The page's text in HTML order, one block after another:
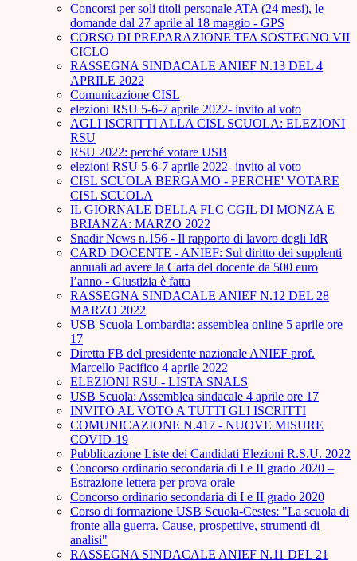
Concorsi per soli titoli personale ATA (24 mesi), le
domande dal 27 aprile al 18 maggio - GPS
CORSO DI PREPARAZIONE TFA SOSTEGNO VII
CICLO
RASSEGNA SINDACALE ANIEF N.13 DEL 4
APRILE 2022
Comunicazione CISL
elezioni RSU 5-6-7 aprile 2022- invito al voto
AGLI ISCRITTI ALLA CISL SCUOLA: ELEZIONI
RSU
RSU 2022: perché votare USB
elezioni RSU 5-6-7 aprile 2022- invito al voto
CISL SCUOLA BERGAMO - PERCHE' VOTARE
CISL SCUOLA
IL GIORNALE DELLA FLC CGIL DI MONZA E
BRIANZA: MARZO 2022
Snadir News n.156 - Il rapporto di lavoro degli IdR
CARD DOCENTE - ANIEF: Sul diritto dei supplenti
annuali ad avere la Carta del docente da 500 euro
l’anno - Giustizia è fatta
RASSEGNA SINDACALE ANIEF N.12 DEL 28
MARZO 2022
USB Scuola Lombardia: assemblea online 5 aprile ore
17
Diretta FB del presidente nazionale ANIEF prof.
Marcello Pacifico 4 aprile 2022
ELEZIONI RSU - LISTA SNALS
USB Scuola: Assemblea sindacale 4 aprile ore 17
INVITO AL VOTO A TUTTI GLI ISCRITTI
COMUNICAZIONE N.417 - NUOVE MISURE
COVID-19
Pubblicazione Liste dei Candidati Elezioni R.S.U. 2022
Concorso ordinario secondaria di I e II grado 2020 –
Estrazione lettera per prova orale
Concorso ordinario secondaria di I e II grado 2020
Corso di formazione USB Scuola-Cestes: "La scuola di
fronte alla guerra. Cause, prospettive, strumenti di
analisi"
RASSEGNA SINDACALE ANIEF N.11 DEL 21